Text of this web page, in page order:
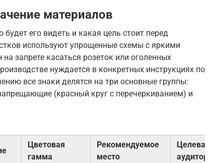
материалов
будет его видеть и какая цель стоит перед
используют упрощенные схемы с яркими
запрете касаться розеток или оголенных
нуждается в конкретных инструкциях по
все знаки делятся на три основные группы:
(красный круг с перечеркиванием) и
Цветовая
гамма
Рекомендуемое
место
Целевая
аудитория